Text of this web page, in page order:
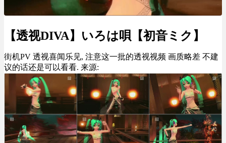
【透视DIVA】いろは唄【初音ミク】
街机PV 透视喜闻乐见, 注意这一批的透视视频 画质略差 不建
议的话还是可以看看. 来源: